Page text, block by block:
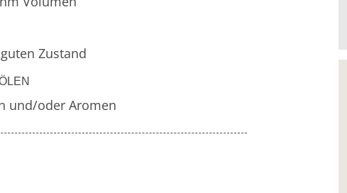
Zustand
und/oder Aromen